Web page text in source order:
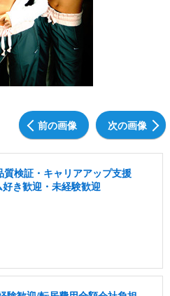
前の画像 次の画像
検証・キャリアアップ支援
好き歓迎・未経験歓迎